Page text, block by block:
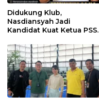
Didukung Klub,
Nasdiansyah Jadi
Kandidat Kuat Ketua PSSI